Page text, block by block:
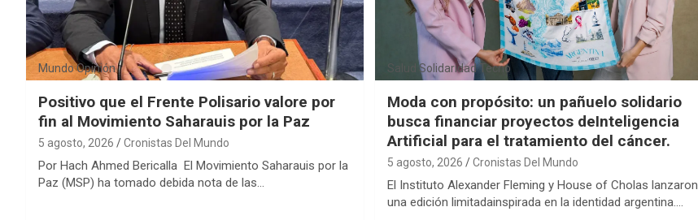
MundoOpinión
Positivo que el Frente Polisario valore por
fin al Movimiento Saharauis por la Paz
5 agosto, 2026 Cronistas Del Mundo
Por Hach Ahmed Bericalla El Movimiento Saharauis por la
Paz (MSP) ha tomado debida nota de las…
Salud SolidaridadTecno
Moda con propósito: un pañuelo solidario
busca financiar proyectos deInteligencia
Artificial para el tratamiento del cáncer.
5 agosto, 2026 Cronistas Del Mundo
El Instituto Alexander Fleming y House of Cholas lanzaron
una edición limitadainspirada en la identidad argentina.…